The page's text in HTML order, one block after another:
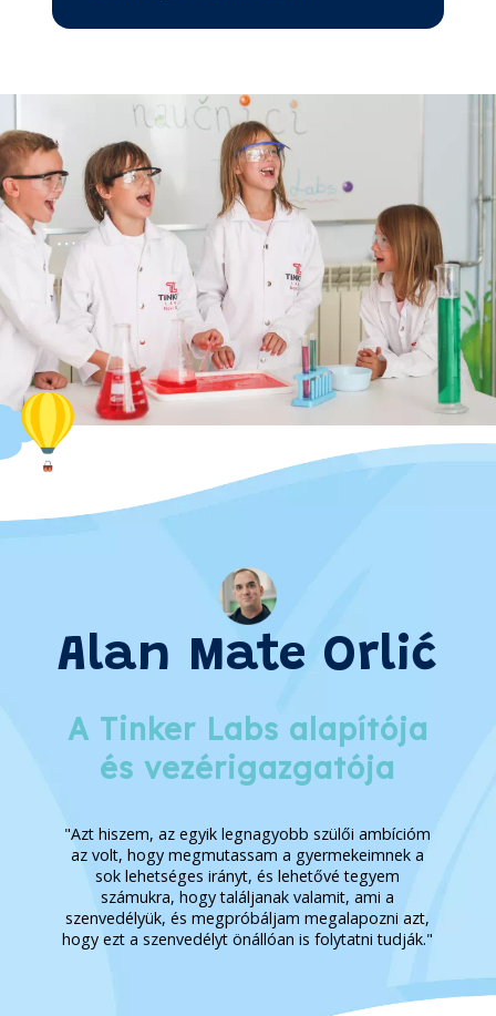
Alan Mate Orlić
A Tinker Labs alapítója
és vezérigazgatója
"Azt hiszem, az egyik legnagyobb szülői ambícióm
az volt, hogy megmutassam a gyermekeimnek a
sok lehetséges irányt, és lehetővé tegyem
számukra, hogy találjanak valamit, ami a
szenvedélyük, és megpróbáljam megalapozni azt,
hogy ezt a szenvedélyt önállóan is folytatni tudják."